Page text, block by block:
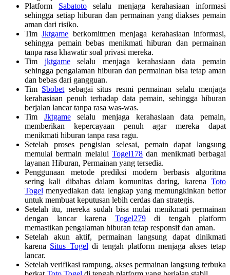
Platform Sabatoto selalu menjaga kerahasiaan informasi
sehingga setiap hiburan dan permainan yang diakses pemain
aman dari risiko.
TimJktgame berkomitmen menjaga kerahasiaan informasi,
sehingga pemain bebas menikmati hiburan dan permainan
tanpa rasa khawatir soal privasi mereka.
Tim jktgameselalu menjaga kerahasiaan data pemain
sehingga pengalaman hiburan dan permainan bisa tetap aman
dan bebas dari gangguan.
Tim Sbobet sebagai situs resmi permainan selalu menjaga
kerahasiaan penuh terhadap data pemain, sehingga hiburan
berjalan lancar tanpa rasa was-was.
Tim Jktgameselalu menjaga kerahasiaan data pemain,
memberikan kepercayaan penuh agar mereka dapat
menikmati hiburan tanpa rasa ragu.
Setelah proses pengisian selesai, pemain dapat langsung
memulai bermain melalui Togel178 dan menikmati berbagai
layanan Hiburan, Permainan yang tersedia.
Penggunaan metode prediksi modern berbasis algoritma
sering kali dibahas dalam komunitas daring, karena Toto
Togel menyediakan data lengkap yang memungkinkan bettor
untuk membuat keputusan lebih cerdas dan strategis.
Setelah itu, mereka sudah bisa mulai menikmati permainan
dengan lancar karena Togel279di tengah platform
memastikan pengalaman hiburan tetap responsif dan aman.
Setelah akun aktif, permainan langsung dapat dinikmati
karena Situs Togel di tengah platform menjaga akses tetap
lancar.
Setelah verifikasi rampung, akses permainan langsung terbuka